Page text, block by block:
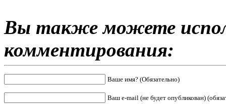
Вы также можете
комментирования:
Ваше имя? (Обязательно)
Ваш e-mail (не будет опубликован)